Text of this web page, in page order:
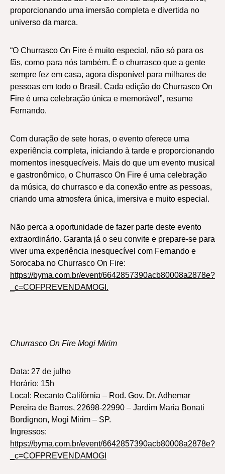
proporcionando uma imersão completa e divertida no
universo da marca.
“O Churrasco On Fire é muito especial, não só para os
fãs, como para nós também. É o churrasco que a gente
sempre fez em casa, agora disponível para milhares de
pessoas em todo o Brasil. Cada edição do Churrasco On
Fire é uma celebração única e memorável”, resume
Fernando.
Com duração de sete horas, o evento oferece uma
experiência completa, iniciando à tarde e proporcionando
momentos inesquecíveis. Mais do que um evento musical
e gastronômico, o Churrasco On Fire é uma celebração
da música, do churrasco e da conexão entre as pessoas,
criando uma atmosfera única, imersiva e muito especial.
Não perca a oportunidade de fazer parte deste evento
extraordinário. Garanta já o seu convite e prepare-se para
viver uma experiência inesquecível com Fernando e
Sorocaba no Churrasco On Fire:
https://byma.com.br/event/6642857390acb80008a2878e?
_c=COFPREVENDAMOGI.
Churrasco On Fire Mogi Mirim
Data: 27 de julho
Horário: 15h
Local: Recanto Califórnia – Rod. Gov. Dr. Adhemar
Pereira de Barros, 22698-22990 – Jardim Maria Bonati
Bordignon, Mogi Mirim – SP.
Ingressos:
https://byma.com.br/event/6642857390acb80008a2878e?
_c=COFPREVENDAMOGI